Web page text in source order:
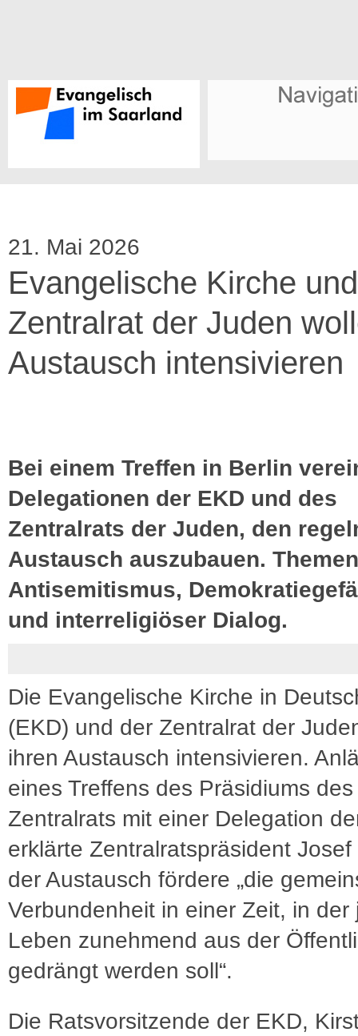
21. Mai 2026
Evangelische Kirche und
Zentralrat der Juden
Austausch intensivieren
Bei einem Treffen in Berlin
Delegationen der EKD und des
Zentralrats der Juden, den
Austausch auszubauen.
Antisemitismus,
und interreligiöser Dialog.
Die Evangelische Kirche in
(EKD) und der Zentralrat der
ihren Austausch intensivieren.
eines Treffens des Präsidiums des
Zentralrats mit einer Delegation
erklärte Zentralratspräsident Josef
der Austausch fördere „die
Verbundenheit in einer Zeit, in der
Leben zunehmend aus der
gedrängt werden soll“.
Die Ratsvorsitzende der EKD,